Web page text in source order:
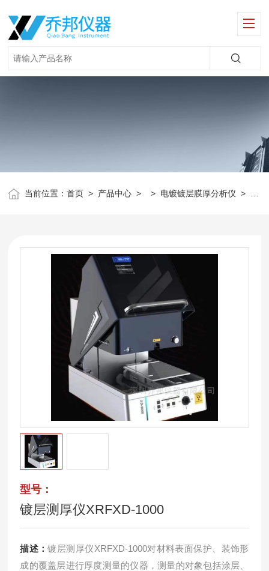
当前位置：首页 > 产品中心 > > 电镀镀层膜厚分析仪 >
型号：
镀层测厚仪XRFXD-1000
描述：镀层测厚仪XRFXD-1000对材料表面保护、装饰形
成的覆盖层进行厚度测量的仪器，测量的对象包括涂层、